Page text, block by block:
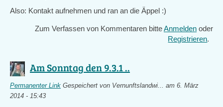
Also: Kontakt aufnehmen und ran an die Äppel :)
Zum Verfassen von Kommentaren bitteAnmelden oder
Registrieren.
Am Sonntag den 9.3.1 ..
Permanenter Link Gespeichert von Vernunftslandwi... am 6. März
2014 - 15:43